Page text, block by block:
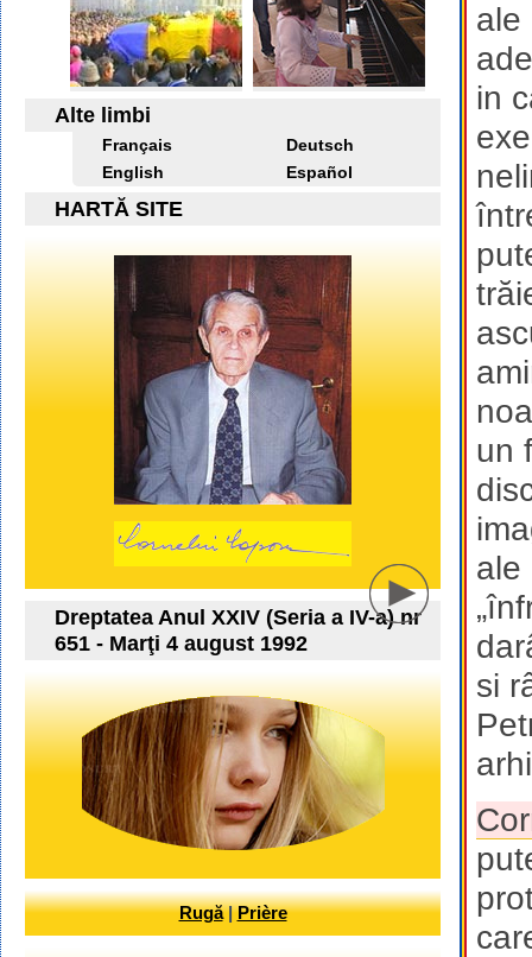
ale
in
un
ale
si
Alte limbi
Français
Deutsch
English
Español
HARTĂ SITE
Dreptatea Anul XXIV (Seria a IV-a) nr
651 - Marţi 4 august 1992
Rugă|Prière